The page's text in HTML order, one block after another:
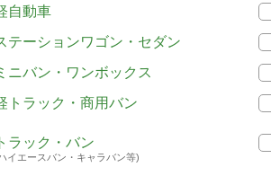
自動車
テーションワゴン・セダン
ニバン・ワンボックス
トラック・商用バン
トラック・バン
イエースバン・キャラバン等)